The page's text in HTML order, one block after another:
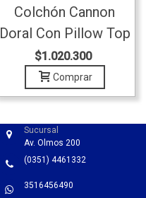
Colchón Cannon
Doral Con Pillow Top
160x200
$1.020.300
Comprar
Sucursal
Av. Olmos 200
(0351) 4461332
3516456490